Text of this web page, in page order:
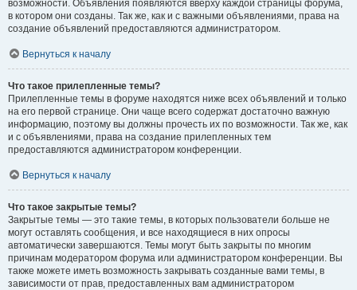
возможности. Объявления появляются вверху каждой страницы форума,
в котором они созданы. Так же, как и с важными объявлениями, права на
создание объявлений предоставляются администратором.
Вернуться к началу
Что такое прилепленные темы?
Прилепленные темы в форуме находятся ниже всех объявлений и только
на его первой странице. Они чаще всего содержат достаточно важную
информацию, поэтому вы должны прочесть их по возможности. Так же, как
и с объявлениями, права на создание прилепленных тем
предоставляются администратором конференции.
Вернуться к началу
Что такое закрытые темы?
Закрытые темы — это такие темы, в которых пользователи больше не
могут оставлять сообщения, и все находящиеся в них опросы
автоматически завершаются. Темы могут быть закрыты по многим
причинам модератором форума или администратором конференции. Вы
также можете иметь возможность закрывать созданные вами темы, в
зависимости от прав, предоставленных вам администратором